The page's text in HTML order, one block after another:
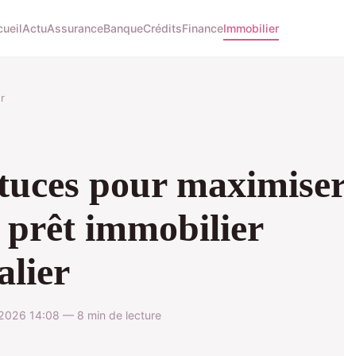
ActuAssuranceBanqueCréditsFinanceImmobilier
pour
prêt immobilier
14:08 — 8 min de lecture